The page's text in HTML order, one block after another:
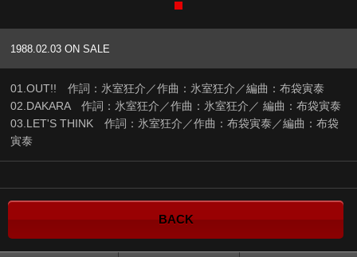
1988.02.03 ON SALE
01.OUT!! 作詞：氷室狂介／作曲：氷室狂介／編曲：布袋寅泰
02.DAKARA 作詞：氷室狂介／作曲：氷室狂介／ 編曲：布袋寅泰
03.LET'S THINK 作詞：氷室狂介／作曲：布袋寅泰／編曲：布袋
寅泰
BACK